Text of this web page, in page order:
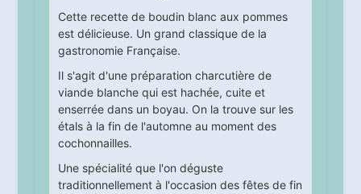
Cette recette de boudin blanc aux pommes
est délicieuse. Un grand classique de la
gastronomie Française.
Il s'agit d'une préparation charcutière de
viande blanche qui est hachée, cuite et
enserrée dans un boyau. On la trouve sur les
étals à la fin de l'automne au moment des
cochonnailles.
Une spécialité que l'on déguste
traditionnellement à l'occasion des fêtes de fin